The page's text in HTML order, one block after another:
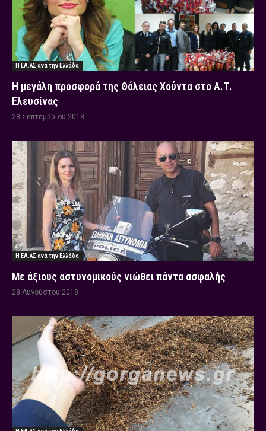
Η ΕΛ.ΑΣ ανά την Ελλάδα
Η μεγάλη προσφορά της Θάλειας Χούντα στο Α.Τ.
Ελευσίνας
28 Σεπτεμβρίου 2018
Η ΕΛ.ΑΣ ανά την Ελλάδα
Με άξιους αστυνομικούς νιώθει πάντα ασφαλής
28 Αυγούστου 2018